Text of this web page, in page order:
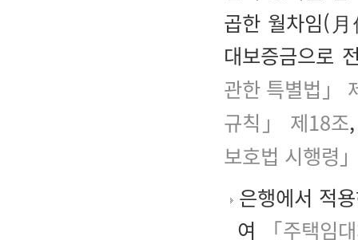
곱한 월차임(
대보증금으로
관한 특별법」
규칙」 제18조
보호법 시행령
은행에서 적
여
「주택임